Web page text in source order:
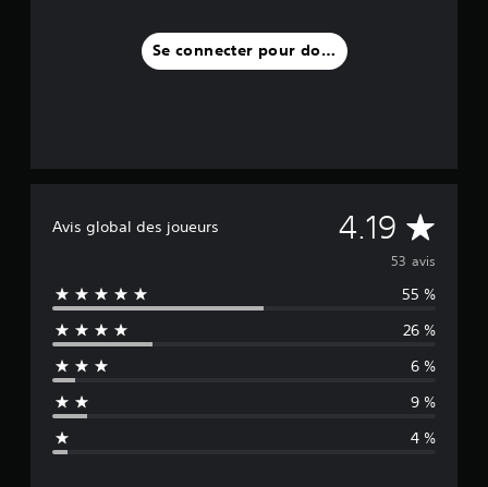
Se connecter pour donner un avis
Avis global des joueurs 4.19 M
o
y
e
n
53 avis
55 %
26 %
6 %
9 %
4 %